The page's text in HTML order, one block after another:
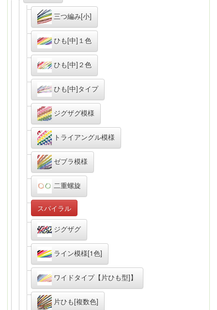
三つ編み[小]
ひも[中]１色
ひも[中]２色
ひも[中]タイプ
ジグザグ模様
トライアングル模様
ゼブラ模様
二重螺旋
スパイラル
ジグザグ
ライン模様[1色]
ワイドタイプ【片ひも型]】
片ひも[複数色]